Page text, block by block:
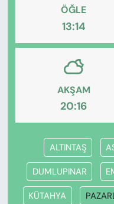
ÖĞLE
13:14
AKŞAM
20:16
ALTINTAŞ
DUMLUPINAR
KÜTAHYA
YAZAR KÖŞESİ
SİYASET
VAN VE